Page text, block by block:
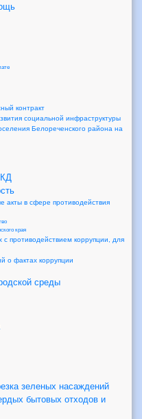
контракт
социальной инфраструктуры
Белореченского района на
акты в сфере противодействия
края
противодействием коррупции, для
о фактах коррупции
среды
зеленых насаждений
бытовых отходов и